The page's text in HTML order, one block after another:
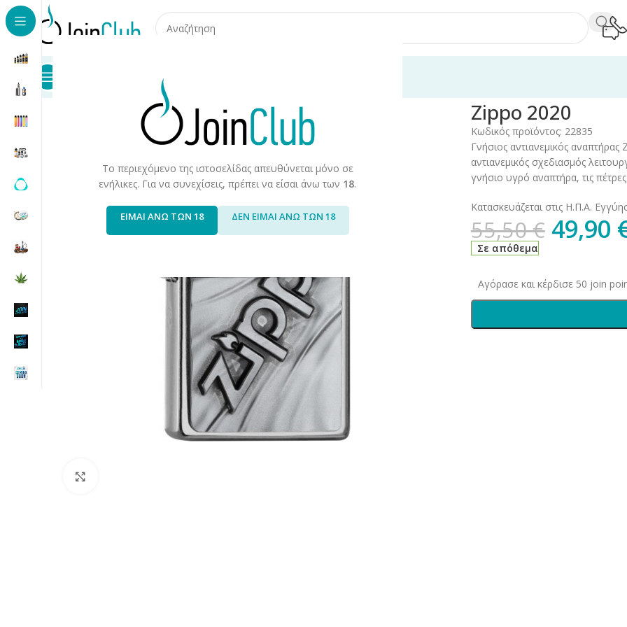
Το περιεχόμενο της ιστοσελίδας απευθύνεται μόνο σε
ενήλικες. Για να συνεχίσεις, πρέπει να είσαι άνω των 18.
ΕΙΜΑΙ ΑΝΩ ΤΩΝ 18 ΔΕΝ ΕΙΜΑΙ ΑΝΩ ΤΩΝ 18
Καταστήματα
Προϊόντα Καπνού
Zippo 2020
Κωδικός προϊόντος: 22835
Γνήσιος αντιανεμικός
αντιανεμικός σχεδιασμός
γνήσιο υγρό αναπτήρα, τις πέτρες
Κατασκευάζεται στις Η.Π.Α.
55,50€ 49,90
Σε απόθεμα
Αγόρασε και κέρδισε 50 join